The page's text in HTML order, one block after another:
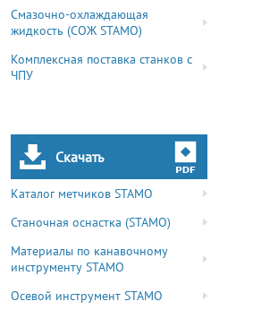
Смазочно-охлаждающая
жидкость (СОЖ STAMO)
Комплексная поставка станков с
ЧПУ
Скачать
Каталог метчиков STAMO
Станочная оснастка (STAMO)
Материалы по канавочному
инструменту STAMO
Осевой инструмент STAMO